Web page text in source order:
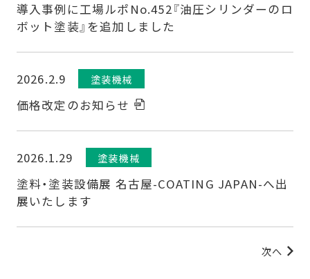
導入事例に工場ルポNo.452『油圧シリンダーのロ
ボット塗装』を追加しました
2026.2.9 塗装機械
価格改定のお知らせ
2026.1.29 塗装機械
塗料・塗装設備展 名古屋-COATING JAPAN-へ出
展いたします
次へ